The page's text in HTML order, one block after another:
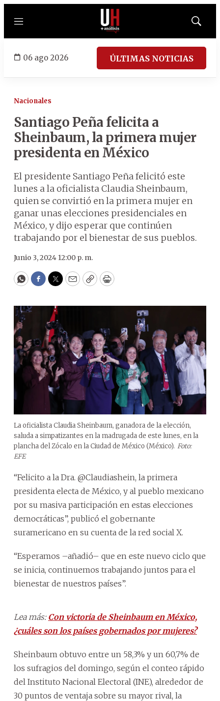
Menú
Mostrar
06 ago 2026 ÚLTIMAS NOTICIAS
Nacionales
Santiago Peña felicita a
Sheinbaum, la primera mujer
presidenta en México
El presidente Santiago Peña felicitó este
lunes a la oficialista Claudia Sheinbaum,
quien se convirtió en la primera mujer en
ganar unas elecciones presidenciales en
México, y dijo esperar que continúen
trabajando por el bienestar de sus pueblos.
Junio 3, 2024 12:00 p. m.
WhatsApp
Facebook
Twitter
EmailCopyPrint
La oficialista Claudia Sheinbaum, ganadora de la elección,
saluda a simpatizantes en la madrugada de este lunes, en la
plancha del Zócalo en la Ciudad de México (México). Foto:
EFE
“Felicito a la Dra. @Claudiashein, la primera
presidenta electa de México, y al pueblo mexicano
por su masiva participación en estas elecciones
democráticas”, publicó el gobernante
suramericano en su cuenta de la red social X.
“Esperamos –añadió– que en este nuevo ciclo que
se inicia, continuemos trabajando juntos para el
bienestar de nuestros países”.
Lea más: Con victoria de Sheinbaum en México,
¿cuáles son los países gobernados por mujeres?
Sheinbaum obtuvo entre un 58,3% y un 60,7% de
los sufragios del domingo, según el conteo rápido
del Instituto Nacional Electoral (INE), alrededor de
30 puntos de ventaja sobre su mayor rival, la